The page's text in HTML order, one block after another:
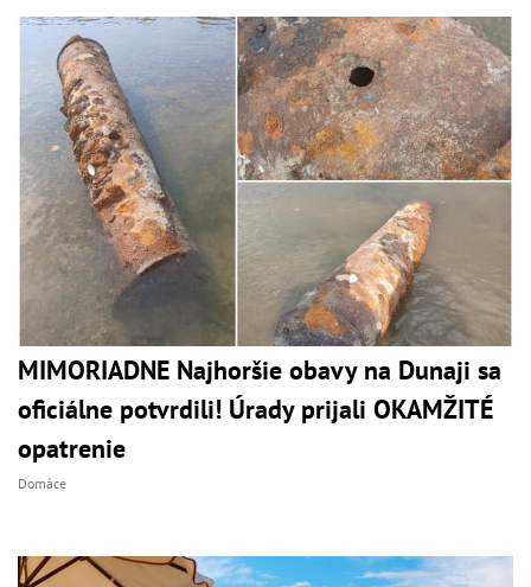
MIMORIADNE Najhoršie obavy na Dunaji sa
oficiálne potvrdili! Úrady prijali OKAMŽITÉ
opatrenie
Domáce